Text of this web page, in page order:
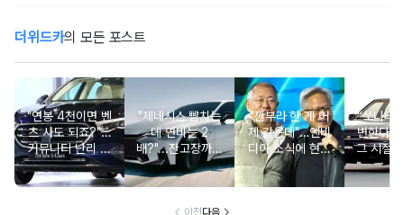
더위드카의 모든 포스트
"연봉 4천이면 벤
츠 사도 되죠?"…
커뮤니티 난리 난
'현실적 수입차' 보
니
"제네시스 뺨치는
데 연비는 2
배?"...잔고장까지
없는 신차에 '이럴
수가'
"깐부라 한 게 어
제 같은데"…엔비
디아 소식에 현대
차 '초위기 상황'
“쏘나타
변한다
그 시절
고 소식
오너들
이전다음